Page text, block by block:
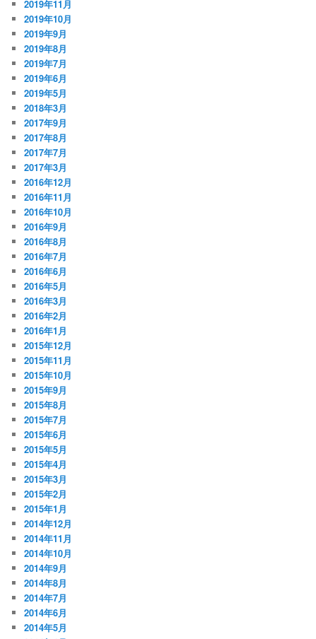
2019年11月
2019年10月
2019年9月
2019年8月
2019年7月
2019年6月
2019年5月
2018年3月
2017年9月
2017年8月
2017年7月
2017年3月
2016年12月
2016年11月
2016年10月
2016年9月
2016年8月
2016年7月
2016年6月
2016年5月
2016年3月
2016年2月
2016年1月
2015年12月
2015年11月
2015年10月
2015年9月
2015年8月
2015年7月
2015年6月
2015年5月
2015年4月
2015年3月
2015年2月
2015年1月
2014年12月
2014年11月
2014年10月
2014年9月
2014年8月
2014年7月
2014年6月
2014年5月